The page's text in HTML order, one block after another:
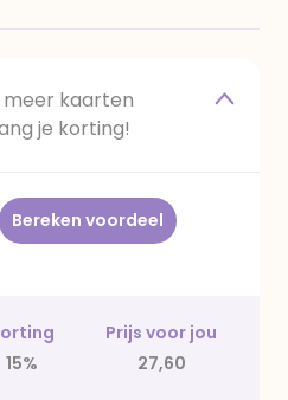
kaarten
je korting!
Bereken voordeel
Prijs voor jou
15% 27,60